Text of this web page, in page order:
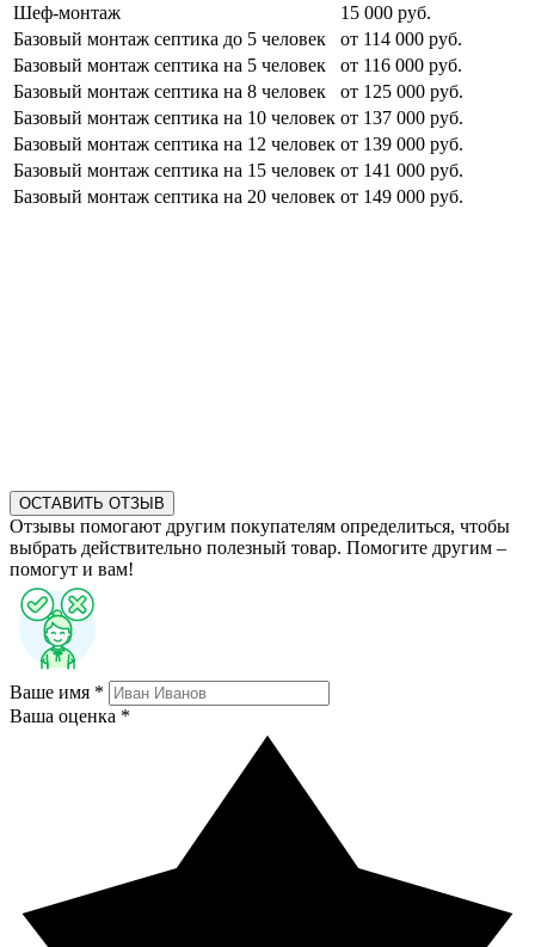
Шеф-монтаж
15 000 руб.
Базовый монтаж септика до 5 человек
от 114 000 руб.
Базовый монтаж септика на 5 человек
от 116 000 руб.
Базовый монтаж септика на 8 человек
от 125 000 руб.
Базовый монтаж септика на 10 человек от 137 000 руб.
Базовый монтаж септика на 12 человек от 139 000 руб.
Базовый монтаж септика на 15 человек от 141 000 руб.
Базовый монтаж септика на 20 человек от 149 000 руб.
ОСТАВИТЬ ОТЗЫВ
Отзывы помогают другим покупателям определиться, чтобы
выбрать действительно полезный товар. Помогите другим –
помогут и вам!
Ваше имя *
Ваша оценка *